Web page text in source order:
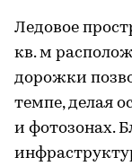
Ледовое
кв. м
дорожки
темпе, делая
и фотозонах.